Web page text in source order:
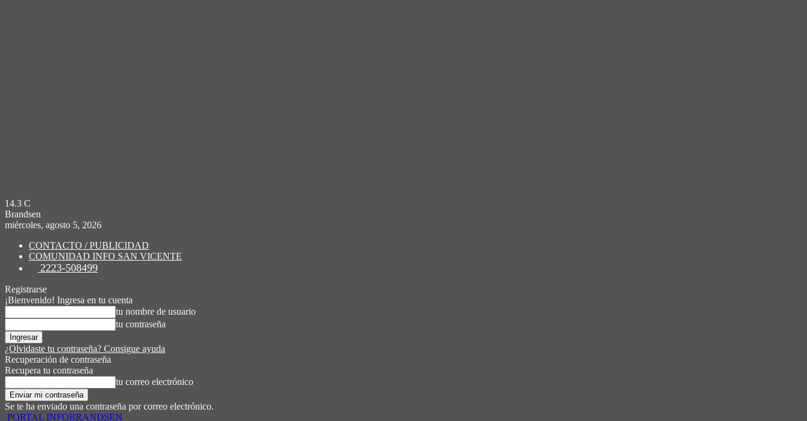
14.3 C
Brandsen
miércoles, agosto 5, 2026
CONTACTO / PUBLICIDAD
COMUNIDAD INFO SAN VICENTE
2223-508499
Registrarse
¡Bienvenido! Ingresa en tu cuenta
tu nombre de usuario
tu contraseña
¿Olvidaste tu contraseña? Consigue ayuda
Recuperación de contraseña
Recupera tu contraseña
tu correo electrónico
Se te ha enviado una contraseña por correo electrónico.
PORTAL INFOBRANDSEN